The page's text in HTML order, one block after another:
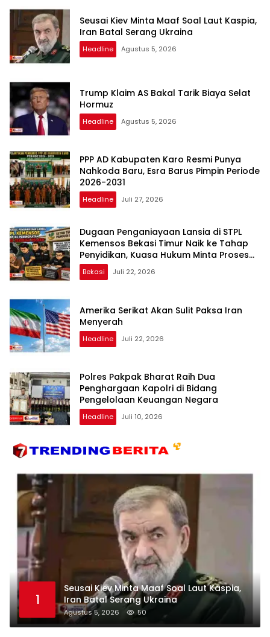
Seusai Kiev Minta Maaf Soal Laut Kaspia,
Iran Batal Serang Ukraina
Headline Agustus 5, 2026
Trump Klaim AS Bakal Tarik Biaya Selat
Hormuz
Headline Agustus 5, 2026
PPP AD Kabupaten Karo Resmi Punya
Nahkoda Baru, Esra Barus Pimpin Periode
2026-2031
Headline Juli 27, 2026
Dugaan Penganiayaan Lansia di STPL
Kemensos Bekasi Timur Naik ke Tahap
Penyidikan, Kuasa Hukum Minta Proses
Transparan dan Bebas Intervensi
Bekasi Juli 22, 2026
Amerika Serikat Akan Sulit Paksa Iran
Menyerah
Headline Juli 22, 2026
Polres Pakpak Bharat Raih Dua
Penghargaan Kapolri di Bidang
Pengelolaan Keuangan Negara
Headline Juli 10, 2026
1
Seusai Kiev Minta Maaf Soal Laut Kaspia,
Iran Batal Serang Ukraina
Agustus 5, 2026 50